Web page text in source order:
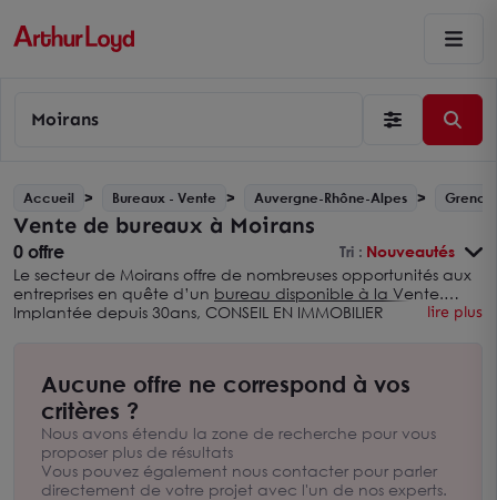
Moirans
Accueil Bureaux - Vente Auvergne-Rhône-Alpes
Vente de bureaux à Moirans
0 offre Tri : Nouveautés
Le secteur de Moirans offre de nombreuses opportunités aux
entreprises en quête d’un bureau disponible à la Vente.
Implantée depuis 30ans, CONSEIL EN IMMOBILIER
votre activité au sein de Moirans. Premier réseau national de
conseil en immobilier d’entreprise, Arthur Loyd favorise le
succès des entreprises de toutes tailles en les aidant à réaliser
leur projet de Vente, que ce soit dans le secteur de Moirans
ou sur l’ensemble de l'Isère.
lire plus
Aucune offre ne correspond à vos
critères ?
Nous avons étendu la zone de recherche pour vous
proposer plus de résultats
Vous pouvez également nous contacter pour parler
directement de votre projet avec l'un de nos experts.